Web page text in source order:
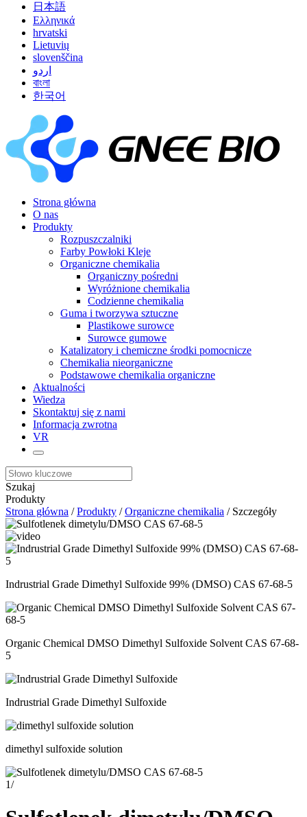
日本語
Ελληνικά
hrvatski
Lietuvių
slovenščina
اردو
বাংলা
한국어
Strona główna
O nas
Produkty
Rozpuszczalniki
Farby Powłoki Kleje
Organiczne chemikalia
Organiczny pośredni
Wyróżnione chemikalia
Codzienne chemikalia
Guma i tworzywa sztuczne
Plastikowe surowce
Surowce gumowe
Katalizatory i chemiczne środki pomocnicze
Chemikalia nieorganiczne
Podstawowe chemikalia organiczne
Aktualności
Wiedza
Skontaktuj się z nami
Informacja zwrotna
VR
Szukaj
Produkty
Strona główna /Produkty /Organiczne chemikalia / Szczegóły
Indrustrial Grade Dimethyl Sulfoxide 99% (DMSO) CAS 67-68-5
Organic Chemical DMSO Dimethyl Sulfoxide Solvent CAS 67-68-
5
Indrustrial Grade Dimethyl Sulfoxide
dimethyl sulfoxide solution
1/